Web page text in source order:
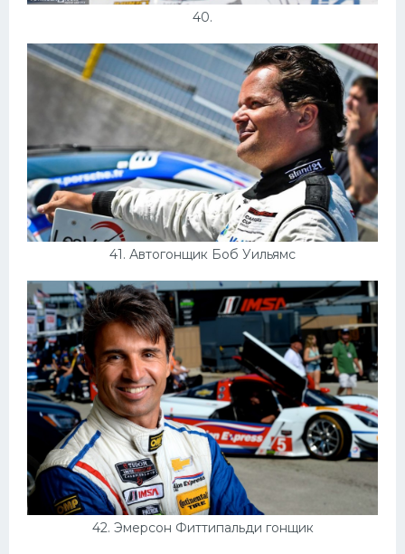
40.
41. Автогонщик Боб Уильямс
42. Эмерсон Фиттипальди гонщик